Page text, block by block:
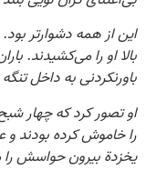
این از همه دشوارتر
بالا او را می‌کشیدند.
باورنکردنی به داخل
او تصور کرد که چهار
را خاموش کرده بودند
یخزدة بیرون حواسش